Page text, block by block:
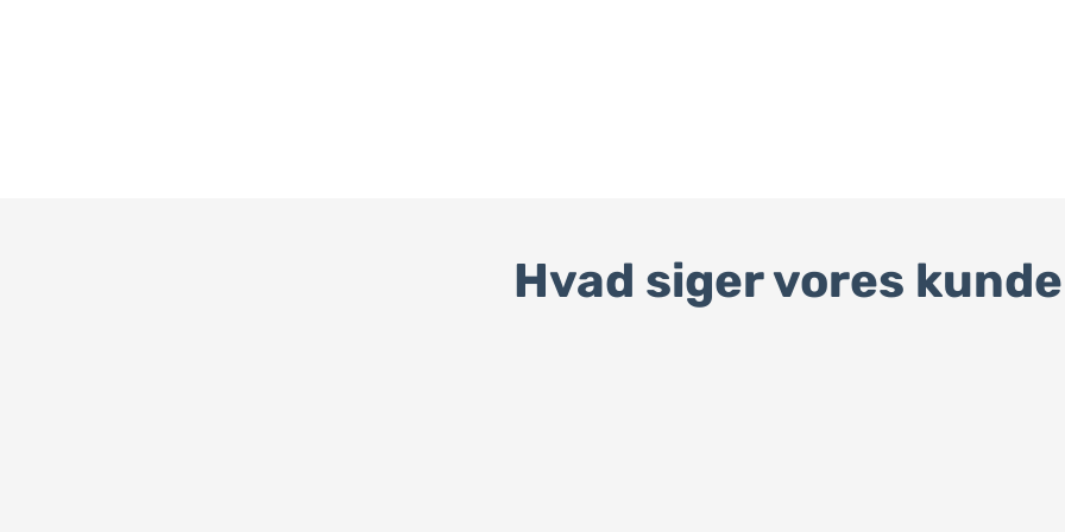
Hvad siger vores